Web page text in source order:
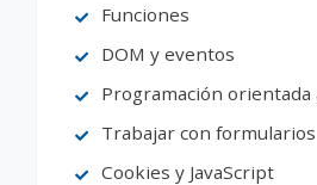
Funciones
DOM y eventos
Programación orientada
Trabajar con formularios
Cookies y JavaScript